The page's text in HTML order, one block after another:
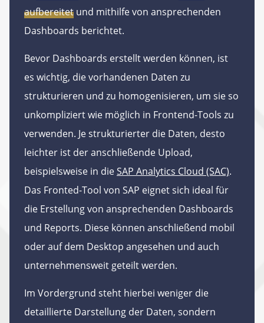
aufbereitet und mithilfe von ansprechenden
Dashboards berichtet.
Bevor Dashboards erstellt werden können, ist
es wichtig, die vorhandenen Daten zu
strukturieren und zu homogenisieren, um sie so
unkompliziert wie möglich in Frontend-Tools zu
verwenden. Je strukturierter die Daten, desto
leichter ist der anschließende Upload,
beispielsweise in dieSAP Analytics Cloud (SAC).
Das Fronted-Tool von SAP eignet sich ideal für
die Erstellung von ansprechenden Dashboards
und Reports. Diese können anschließend mobil
oder auf dem Desktop angesehen und auch
unternehmensweit geteilt werden.
Im Vordergrund steht hierbei weniger die
detaillierte Darstellung der Daten, sondern